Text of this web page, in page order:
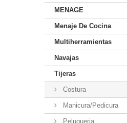
MENAGE
Menaje De Cocina
Multiherramientas
Navajas
Tijeras
Costura
Manicura/Pedicura
Peluqueria